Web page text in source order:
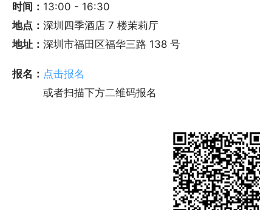
时间： 13:00 - 16:30
地点： 深圳四季酒店 7 楼茉莉厅
地址： 深圳市福田区福华三路 138 号
报名： 点击报名
或者扫描下方二维码报名